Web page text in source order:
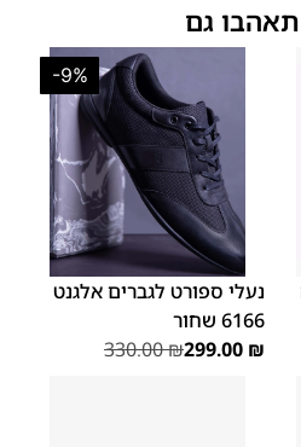
תאהבו גם
-9%
44
46
45
39
40
41
42
43
נעלי ספורט לגברים אלגנט
6166 שחור
330.00₪299.00 ₪